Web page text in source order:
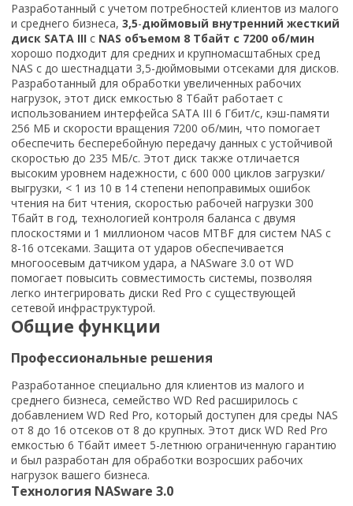
Разработанный с учетом потребностей клиентов из малого
и среднего бизнеса, 3,5-дюймовый внутренний жесткий
диск SATA III с NAS объемом 8 Тбайт с 7200 об/мин
хорошо подходит для средних и крупномасштабных сред
NAS с до шестнадцати 3,5-дюймовыми отсеками для дисков.
Разработанный для обработки увеличенных рабочих
нагрузок, этот диск емкостью 8 Тбайт работает с
использованием интерфейса SATA III 6 Гбит/с, кэш-памяти
256 МБ и скорости вращения 7200 об/мин, что помогает
обеспечить бесперебойную передачу данных с устойчивой
скоростью до 235 МБ/с. Этот диск также отличается
высоким уровнем надежности, с 600 000 циклов загрузки/
выгрузки, < 1 из 10 в 14 степени непоправимых ошибок
чтения на бит чтения, скоростью рабочей нагрузки 300
Тбайт в год, технологией контроля баланса с двумя
плоскостями и 1 миллионом часов MTBF для систем NAS с
8-16 отсеками. Защита от ударов обеспечивается
многоосевым датчиком удара, а NASware 3.0 от WD
помогает повысить совместимость системы, позволяя
легко интегрировать диски Red Pro с существующей
сетевой инфраструктурой.
Общие функции
Профессиональные решения
Разработанное специально для клиентов из малого и
среднего бизнеса, семейство WD Red расширилось с
добавлением WD Red Pro, который доступен для среды NAS
от 8 до 16 отсеков от 8 до крупных. Этот диск WD Red Pro
емкостью 6 Тбайт имеет 5-летнюю ограниченную гарантию
и был разработан для обработки возросших рабочих
нагрузок вашего бизнеса.
Технология NASware 3.0